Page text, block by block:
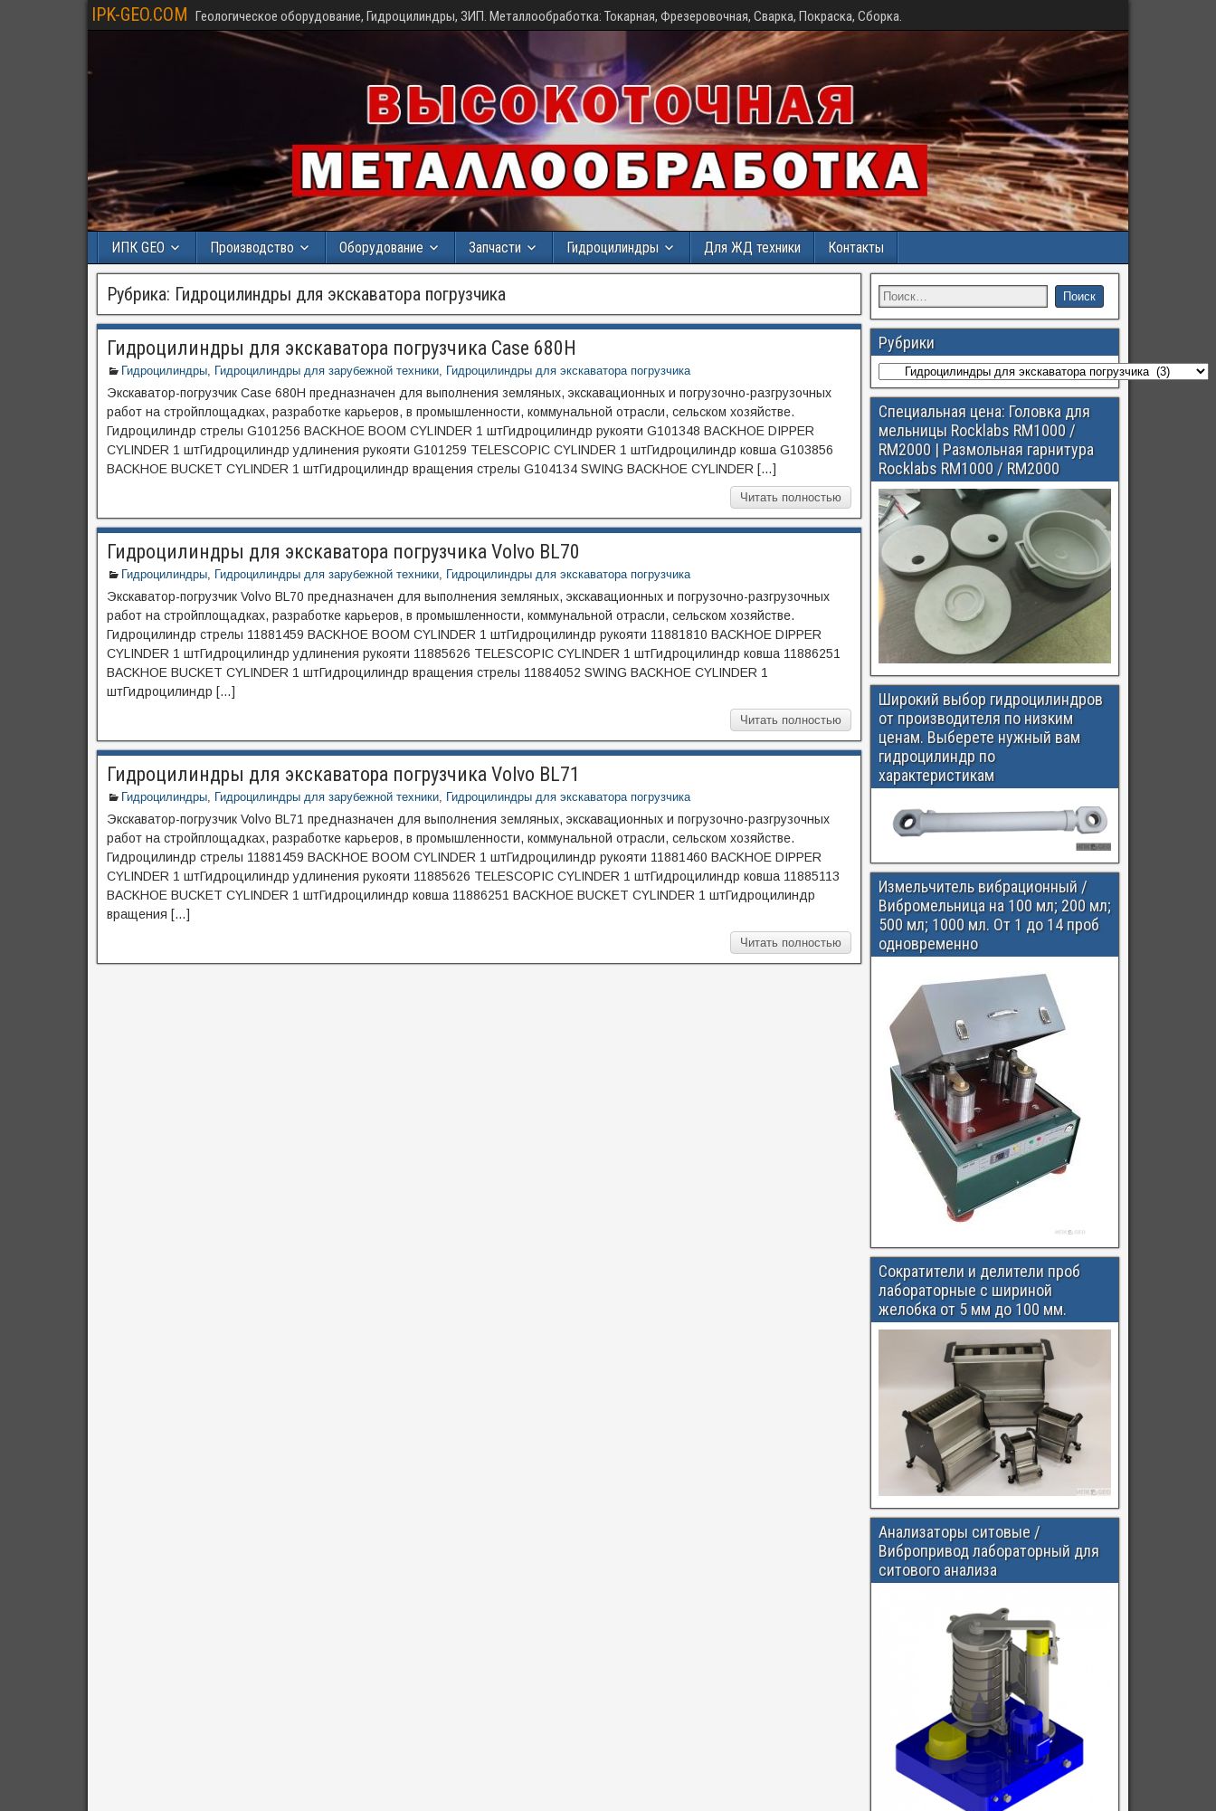
IPK-GEO.COM Геологическое оборудование, Гидроцилиндры, ЗИП. Металлообработка: Токарная, Фрезеровочная, Сварка, Покраска, Сборка.
ИПК GEO Производство Оборудование Запчасти Гидроцилиндры Для ЖД техники Контакты
Рубрика: Гидроцилиндры для экскаватора погрузчика
Гидроцилиндры для экскаватора погрузчика Case 680H
Гидроцилиндры, Гидроцилиндры для зарубежной техники, Гидроцилиндры для экскаватора погрузчика
Экскаватор-погрузчик Case 680H предназначен для выполнения земляных, экскавационных и погрузочно-разгрузочных
работ на стройплощадках, разработке карьеров, в промышленности, коммунальной отрасли, cельском хозяйстве.
Гидроцилиндр стрелы G101256 BACKHOE BOOM CYLINDER 1 штГидроцилиндр рукояти G101348 BACKHOE DIPPER
CYLINDER 1 штГидроцилиндр удлинения рукояти G101259 TELESCOPIC CYLINDER 1 штГидроцилиндр ковша G103856
BACKHOE BUCKET CYLINDER 1 штГидроцилиндр вращения стрелы G104134 SWING BACKHOE CYLINDER […]
Читать полностью
Гидроцилиндры для экскаватора погрузчика Volvo BL70
Гидроцилиндры, Гидроцилиндры для зарубежной техники, Гидроцилиндры для экскаватора погрузчика
Экскаватор-погрузчик Volvo BL70 предназначен для выполнения земляных, экскавационных и погрузочно-разгрузочных
работ на стройплощадках, разработке карьеров, в промышленности, коммунальной отрасли, cельском хозяйстве.
Гидроцилиндр стрелы 11881459 BACKHOE BOOM CYLINDER 1 штГидроцилиндр рукояти 11881810 BACKHOE DIPPER
CYLINDER 1 штГидроцилиндр удлинения рукояти 11885626 TELESCOPIC CYLINDER 1 штГидроцилиндр ковша 11886251
BACKHOE BUCKET CYLINDER 1 штГидроцилиндр вращения стрелы 11884052 SWING BACKHOE CYLINDER 1
штГидроцилиндр […]
Читать полностью
Гидроцилиндры для экскаватора погрузчика Volvo BL71
Гидроцилиндры, Гидроцилиндры для зарубежной техники, Гидроцилиндры для экскаватора погрузчика
Экскаватор-погрузчик Volvo BL71 предназначен для выполнения земляных, экскавационных и погрузочно-разгрузочных
работ на стройплощадках, разработке карьеров, в промышленности, коммунальной отрасли, cельском хозяйстве.
Гидроцилиндр стрелы 11881459 BACKHOE BOOM CYLINDER 1 штГидроцилиндр рукояти 11881460 BACKHOE DIPPER
CYLINDER 1 штГидроцилиндр удлинения рукояти 11885626 TELESCOPIC CYLINDER 1 штГидроцилиндр ковша 11885113
BACKHOE BUCKET CYLINDER 1 штГидроцилиндр ковша 11886251 BACKHOE BUCKET CYLINDER 1 штГидроцилиндр
вращения […]
Читать полностью
Рубрики
Специальная цена: Головка для
мельницы Rocklabs RM1000 /
RM2000 | Размольная гарнитура
Rocklabs RM1000 / RM2000
Широкий выбор гидроцилиндров
от производителя по низким
ценам. Выберете нужный вам
гидроцилиндр по
характеристикам
Измельчитель вибрационный /
Вибромельница на 100 мл; 200 мл;
500 мл; 1000 мл. От 1 до 14 проб
одновременно
Сократители и делители проб
лабораторные с шириной
желобка от 5 мм до 100 мм.
Анализаторы ситовые /
Вибропривод лабораторный для
ситового анализа